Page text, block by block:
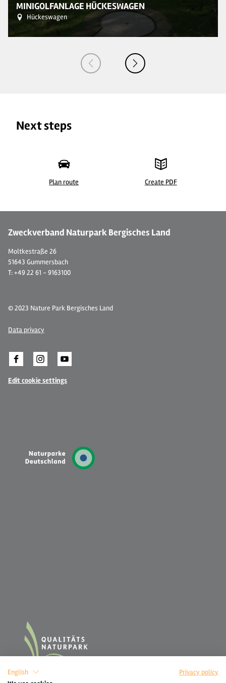
MINIGOLFANLAGE HÜCKESWAGEN
Hückeswagen
Next steps
Plan route Create PDF
Zweckverband Naturpark Bergisches Land
Moltkestraße 26
51643 Gummersbach
T: +49 22 61 - 9163100
© 2023 Nature Park Bergisches Land
Data privacy
Edit cookie settings
English
Privacy policy